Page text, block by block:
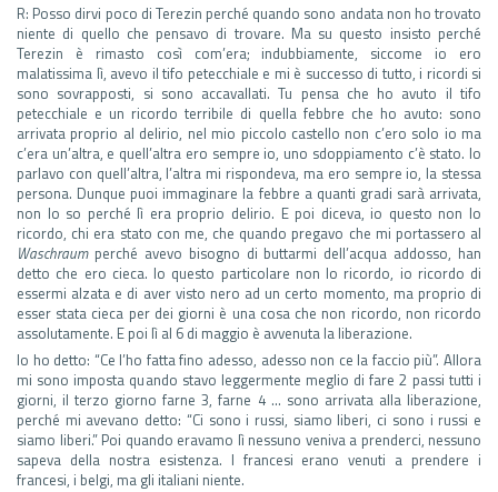
R: Posso dirvi poco di Terezin perché quando sono andata non ho trovato
niente di quello che pensavo di trovare. Ma su questo insisto perché
Terezin è rimasto così com’era; indubbiamente, siccome io ero
malatissima lì, avevo il tifo petecchiale e mi è successo di tutto, i ricordi si
sono sovrapposti, si sono accavallati. Tu pensa che ho avuto il tifo
petecchiale e un ricordo terribile di quella febbre che ho avuto: sono
arrivata proprio al delirio, nel mio piccolo castello non c’ero solo io ma
c’era un’altra, e quell’altra ero sempre io, uno sdoppiamento c’è stato. Io
parlavo con quell’altra, l’altra mi rispondeva, ma ero sempre io, la stessa
persona. Dunque puoi immaginare la febbre a quanti gradi sarà arrivata,
non lo so perché lì era proprio delirio. E poi diceva, io questo non lo
ricordo, chi era stato con me, che quando pregavo che mi portassero al
Waschraumperché avevo bisogno di buttarmi dell’acqua addosso, han
detto che ero cieca. Io questo particolare non lo ricordo, io ricordo di
essermi alzata e di aver visto nero ad un certo momento, ma proprio di
esser stata cieca per dei giorni è una cosa che non ricordo, non ricordo
assolutamente. E poi lì al 6 di maggio è avvenuta la liberazione.
Io ho detto: “Ce l’ho fatta fino adesso, adesso non ce la faccio più”. Allora
mi sono imposta quando stavo leggermente meglio di fare 2 passi tutti i
giorni, il terzo giorno farne 3, farne 4 … sono arrivata alla liberazione,
perché mi avevano detto: “Ci sono i russi, siamo liberi, ci sono i russi e
siamo liberi.” Poi quando eravamo lì nessuno veniva a prenderci, nessuno
sapeva della nostra esistenza. I francesi erano venuti a prendere i
francesi, i belgi, ma gli italiani niente.